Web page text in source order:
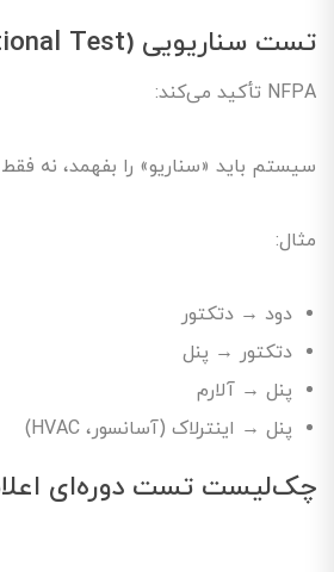
تست سناریویی (Functional Test)
NFPA تأکید می‌کند:
سیستم باید «سناریو» را بفهمد، نه
مثال:
دود → دتکتور
دتکتور → پنل
پنل → آلارم
پنل → اینترلاک (آسانسور، HVAC)
چک‌لیست تست دوره‌ای